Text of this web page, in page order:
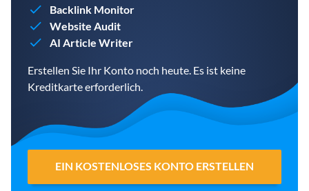
Backlink Monitor
Website Audit
AI Article Writer
Erstellen Sie Ihr Konto noch heute. Es ist keine
Kreditkarte erforderlich.
EIN KOSTENLOSES KONTO ERSTELLEN